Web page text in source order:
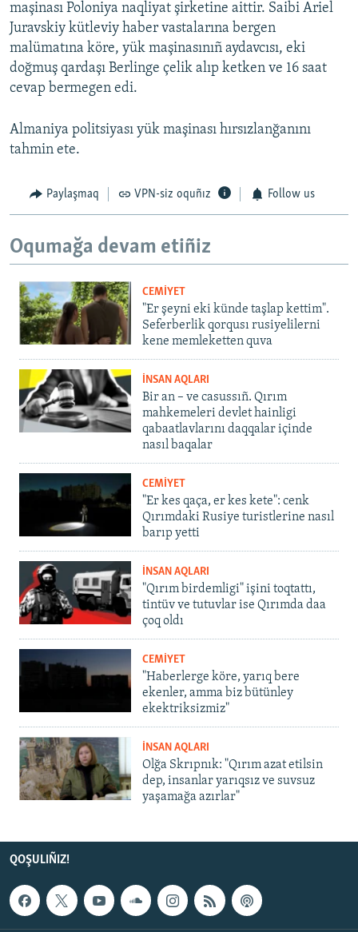
maşinası Poloniya naqliyat şirketine aittir. Saibi Ariel
Juravskiy kütleviy haber vastalarına bergen
malümatına köre, yük maşinasınıñ aydavcısı, eki
doğmuş qardaşı Berlinge çelik alıp ketken ve 16 saat
cevap bermegen edi.
Almaniya politsiyası yük maşinası hırsızlanğanını
tahmin ete.
Paylaşmaq VPN-siz oquñız Follow us
Oqumağa devam etiñiz
CEMİYET
"Er şeyni eki künde taşlap kettim".
Seferberlik qorqusı rusiyelilerni
kene memleketten quva
İNSAN AQLARI
Bir an – ve casussıñ. Qırım
mahkemeleri devlet hainligi
qabaatlavlarını daqqalar içinde
nasıl baqalar
CEMİYET
"Er kes qaça, er kes kete": cenk
Qırımdaki Rusiye turistlerine nasıl
barıp yetti
İNSAN AQLARI
"Qırım birdemligi" işini toqtattı,
tintüv ve tutuvlar ise Qırımda daa
çoq oldı
CEMİYET
"Haberlerge köre, yarıq bere
ekenler, amma biz bütünley
ekektriksizmiz"
İNSAN AQLARI
Olğa Skrıpnık: "Qırım azat etilsin
dep, insanlar yarıqsız ve suvsuz
yaşamağa azırlar"
QOŞULIÑIZ!